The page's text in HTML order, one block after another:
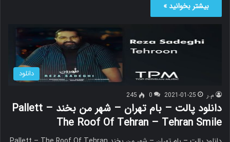
بیشتر بخوانید »
دانلود
م.ر 2021-01-25
0
245
دانلود پالت – بام تهران – شهر من بخند Pallett –
The Roof Of Tehran – Tehran Smile